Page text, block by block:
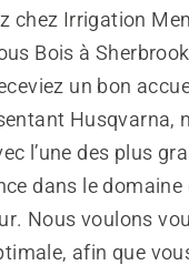
chez Irrigation
Bois à
un bon
Husqvarna,
l’une des plus
dans le domaine
Nous voulons
afin que